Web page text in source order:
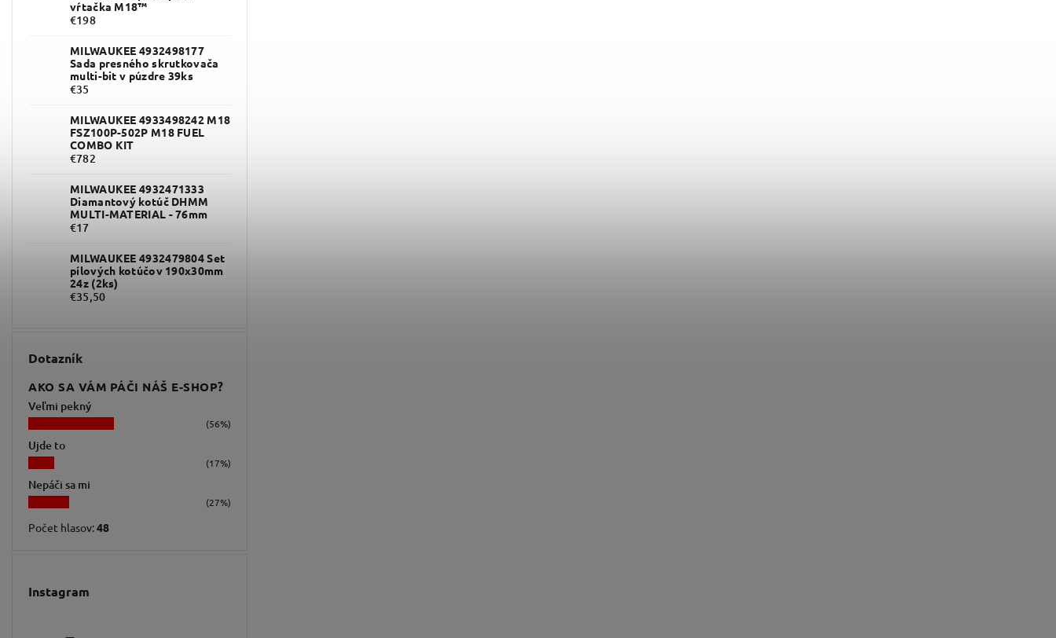
vŕtačka M18™
€198
MILWAUKEE 4932498177
Sada presného skrutkovača
multi-bit v púzdre 39ks
€35
MILWAUKEE 4933498242 M18
FSZ100P-502P M18 FUEL
COMBO KIT
€782
MILWAUKEE 4932471333
Diamantový kotúč DHMM
MULTI-MATERIAL - 76mm
€17
MILWAUKEE 4932479804 Set
pílových kotúčov 190x30mm
24z (2ks)
€35,50
Dotazník
AKO SA VÁM PÁČI NÁŠ E-SHOP?
Veľmi pekný
(56%)
Ujde to
(17%)
Nepáči sa mi
(27%)
Počet hlasov:48
Instagram